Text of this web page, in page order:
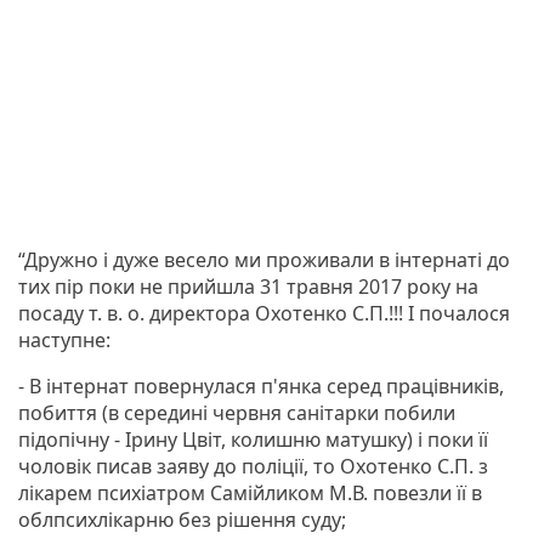
“Дружно і дуже весело ми проживали в інтернаті до
тих пір поки не прийшла 31 травня 2017 року на
посаду т. в. о. директора Охотенко С.П.!!! І почалося
наступне:
- В інтернат повернулася п'янка серед працівників,
побиття (в середині червня санітарки побили
підопічну - Ірину Цвіт, колишню матушку) і поки її
чоловік писав заяву до поліції, то Охотенко С.П. з
лікарем психіатром Самійликом М.В. повезли її в
облпсихлікарню без рішення суду;